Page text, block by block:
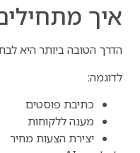
איך
הדרך הטובה ביותר היא
לדוגמה:
כתיבת פוסטים
מענה ללקוחות
יצירת הצעות מחיר